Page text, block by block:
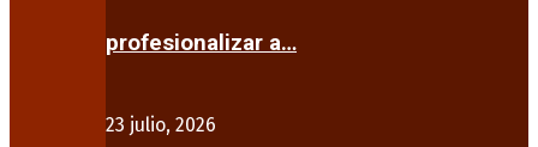
profesionalizar a…
23 julio, 2026